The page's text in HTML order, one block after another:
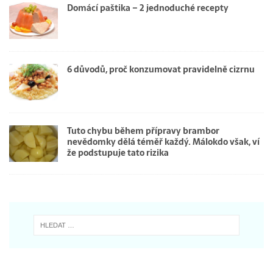
Domácí paštika – 2 jednoduché recepty
6 důvodů, proč konzumovat pravidelně cizrnu
Tuto chybu během přípravy brambor
nevědomky dělá téměř každý. Málokdo však, ví
že podstupuje tato rizika